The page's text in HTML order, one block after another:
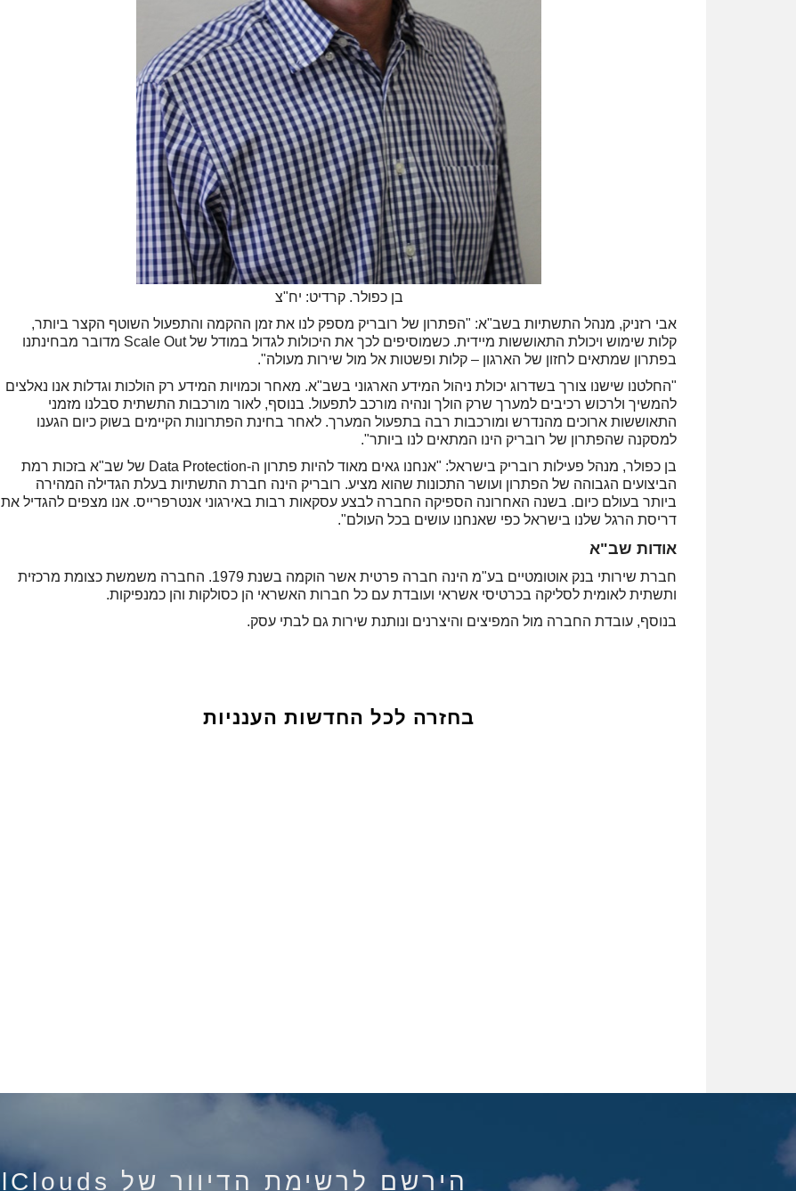
בן כפולר. קרדיט: יח"צ
אבי רזניק, מנהל התשתיות בשב"א: "הפתרון של רובריק מספק לנו את זמן ההקמה והתפעול השוטף הקצר ביותר,
קלות שימוש ויכולת התאוששות מיידית. כשמוסיפים לכך את היכולות לגדול במודל של Scale Out מדובר מבחינתנו
בפתרון שמתאים לחזון של הארגון – קלות ופשטות אל מול שירות מעולה".
"החלטנו שישנו צורך בשדרוג יכולת ניהול המידע הארגוני בשב"א. מאחר וכמויות המידע רק הולכות וגדלות אנו נאלצים
להמשיך ולרכוש רכיבים למערך שרק הולך ונהיה מורכב לתפעול. בנוסף, לאור מורכבות התשתית סבלנו מזמני
התאוששות ארוכים מהנדרש ומורכבות רבה בתפעול המערך. לאחר בחינת הפתרונות הקיימים בשוק כיום הגענו
למסקנה שהפתרון של רובריק הינו המתאים לנו ביותר".
בן כפולר, מנהל פעילות רובריק בישראל: "אנחנו גאים מאוד להיות פתרון ה-Data Protection של שב"א בזכות רמת
הביצועים הגבוהה של הפתרון ועושר התכונות שהוא מציע. רובריק הינה חברת התשתיות בעלת הגדילה המהירה
ביותר בעולם כיום. בשנה האחרונה הספיקה החברה לבצע עסקאות רבות באירגוני אנטרפרייס. אנו מצפים להגדיל את
דריסת הרגל שלנו בישראל כפי שאנחנו עושים בכל העולם".
אודות שב"א
חברת שירותי בנק אוטומטיים בע"מ הינה חברה פרטית אשר הוקמה בשנת 1979. החברה משמשת כצומת מרכזית
ותשתית לאומית לסליקה בכרטיסי אשראי ועובדת עם כל חברות האשראי הן כסולקות והן כמנפיקות.
בנוסף, עובדת החברה מול המפיצים והיצרנים ונותנת שירות גם לבתי עסק.
בחזרה לכל החדשות הענניות
הירשם לרשימת הדיוור של IsraelClouds